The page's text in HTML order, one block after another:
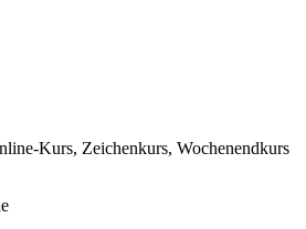
Kurs, Zeichenkurs, Wochenendkurs